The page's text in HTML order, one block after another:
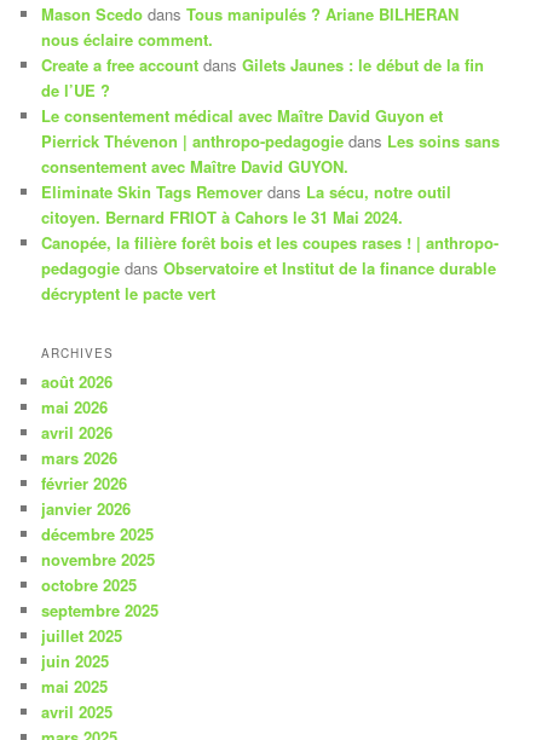
Mason Scedo dansTous manipulés ? Ariane BILHERAN
nous éclaire comment.
Create a free account dansGilets Jaunes : le début de la fin
de l’UE ?
Le consentement médical avec Maître David Guyon et
Pierrick Thévenon | anthropo-pedagogie dans Les soins sans
consentement avec Maître David GUYON.
Eliminate Skin Tags Remover dans La sécu, notre outil
citoyen. Bernard FRIOT à Cahors le 31 Mai 2024.
Canopée, la filière forêt bois et les coupes rases ! | anthropo-
pedagogie dansObservatoire et Institut de la finance durable
décryptent le pacte vert
ARCHIVES
août 2026
mai 2026
avril 2026
mars 2026
février 2026
janvier 2026
décembre 2025
novembre 2025
octobre 2025
septembre 2025
juillet 2025
juin 2025
mai 2025
avril 2025